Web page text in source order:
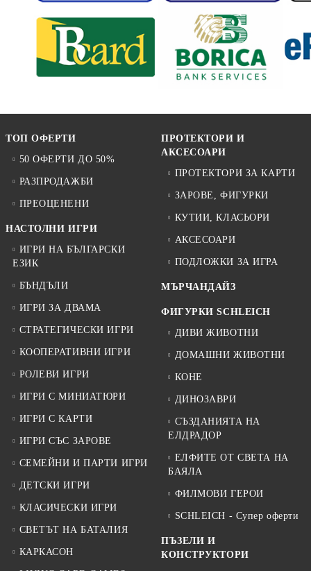
ТОП ОФЕРТИ
50 ОФЕРТИ ДО 50%
РАЗПРОДАЖБИ
ПРЕОЦЕНЕНИ
НАСТОЛНИ ИГРИ
ИГРИ НА БЪЛГАРСКИ
ЕЗИК
БЪНДЪЛИ
ИГРИ ЗА ДВАМА
СТРАТЕГИЧЕСКИ ИГРИ
КООПЕРАТИВНИ ИГРИ
РОЛЕВИ ИГРИ
ИГРИ С МИНИАТЮРИ
ИГРИ С КАРТИ
ИГРИ СЪС ЗАРОВЕ
СЕМЕЙНИ И ПАРТИ ИГРИ
ДЕТСКИ ИГРИ
КЛАСИЧЕСКИ ИГРИ
СВЕТЪТ НА БАТАЛИЯ
КАРКАСОН
ПРОТЕКТОРИ И
АКСЕСОАРИ
ПРОТЕКТОРИ ЗА КАРТИ
ЗАРОВЕ, ФИГУРКИ
КУТИИ, КЛАСЬОРИ
АКСЕСОАРИ
ПОДЛОЖКИ ЗА ИГРА
МЪРЧАНДАЙЗ
ФИГУРКИ SCHLEICH
ДИВИ ЖИВОТНИ
ДОМАШНИ ЖИВОТНИ
КОНЕ
ДИНОЗАВРИ
СЪЗДАНИЯТА НА
ЕЛДРАДОР
ЕЛФИТЕ ОТ СВЕТА НА
БАЯЛА
ФИЛМОВИ ГЕРОИ
SCHLEICH - Супер оферти
ПЪЗЕЛИ И
КОНСТРУКТОРИ